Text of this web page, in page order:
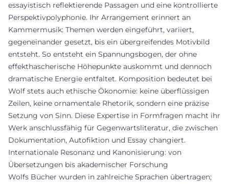
essayistisch reflektierende Passagen und eine kontrollierte
Perspektivpolyphonie. Ihr Arrangement erinnert an
Kammermusik: Themen werden eingeführt, variiert,
gegeneinander gesetzt, bis ein übergreifendes Motivbild
entsteht. So entsteht ein Spannungsbogen, der ohne
effekthascherische Höhepunkte auskommt und dennoch
dramatische Energie entfaltet. Komposition bedeutet bei
Wolf stets auch ethische Ökonomie: keine überflüssigen
Zeilen, keine ornamentale Rhetorik, sondern eine präzise
Setzung von Sinn. Diese Expertise in Formfragen macht ihr
Werk anschlussfähig für Gegenwartsliteratur, die zwischen
Dokumentation, Autofiktion und Essay changiert.
Internationale Resonanz und Kanonisierung: von
Übersetzungen bis akademischer Forschung
Wolfs Bücher wurden in zahlreiche Sprachen übertragen;